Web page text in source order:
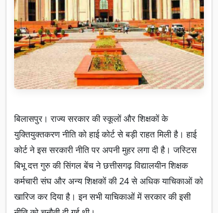
बिलासपुर। राज्य सरकार की स्कूलों और शिक्षकों के
युक्तियुक्तकरण नीति को हाई कोर्ट से बड़ी राहत मिली है। हाई
कोर्ट ने इस सरकारी नीति पर अपनी मुहर लगा दी है। जस्टिस
बिभू दत्त गुरु की सिंगल बेंच ने छत्तीसगढ़ विद्यालयीन शिक्षक
कर्मचारी संघ और अन्य शिक्षकों की 24 से अधिक याचिकाओं को
खारिज कर दिया है। इन सभी याचिकाओं में सरकार की इसी